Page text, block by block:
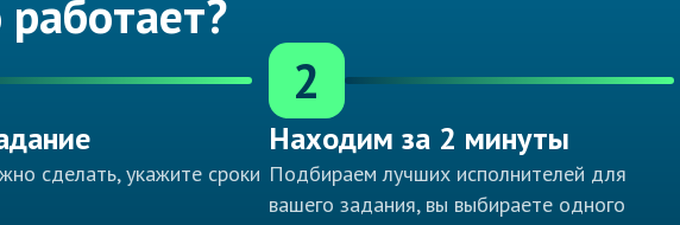
сделать, укажите сроки
2
Находим за 2 минуты
Подбираем лучших исполнителей для
вашего задания, вы выбираете одного